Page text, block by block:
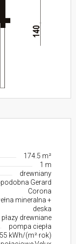
174.5 m²
1 m
drewniany
Gerard
Corona
mineralna +
deska
płazy drewniane
pompa ciepła
kWh/(m²·rok)